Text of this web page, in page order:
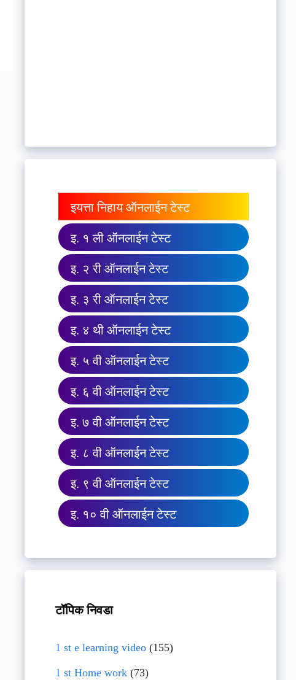
इयत्ता निहाय ऑनलाईन टेस्ट
इ. १ ली ऑनलाईन टेस्ट
इ. २ री ऑनलाईन टेस्ट
इ. ३ री ऑनलाईन टेस्ट
इ. ४ थी ऑनलाईन टेस्ट
इ. ५ वी ऑनलाईन टेस्ट
इ. ६ वी ऑनलाईन टेस्ट
इ. ७ वी ऑनलाईन टेस्ट
इ. ८ वी ऑनलाईन टेस्ट
इ. ९ वी ऑनलाईन टेस्ट
इ. १० वी ऑनलाईन टेस्ट
टॉपिक निवडा
1 st e learning video(155)
1 st Home work(73)